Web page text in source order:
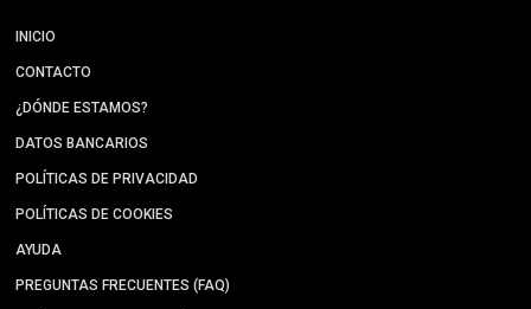
INICIO
CONTACTO
¿DÓNDE ESTAMOS?
DATOS BANCARIOS
POLÍTICAS DE PRIVACIDAD
POLÍTICAS DE COOKIES
AYUDA
PREGUNTAS FRECUENTES (FAQ)